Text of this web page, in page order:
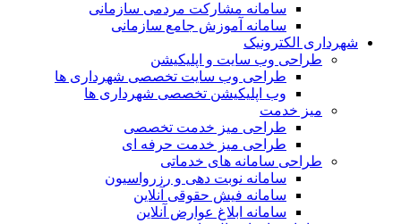
سامانه مشارکت مردمی سازمانی
سامانه آموزش جامع سازمانی
شهرداری الکترونیک
طراحی وب سایت و اپلیکیشن
طراحی وب سایت تخصصی شهرداری ها
وب اپلیکیشن تخصصی شهرداری ها
میز خدمت
طراحی میز خدمت تخصصی
طراحی میز خدمت حرفه ای
طراحی سامانه های خدماتی
سامانه نوبت دهی و رزرواسیون
سامانه فیش حقوقی آنلاین
سامانه ابلاغ عوارض آنلاین